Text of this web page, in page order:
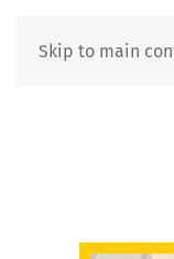
Skip to main